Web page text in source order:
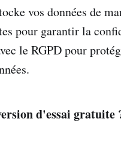
vos données de
pour garantir la
le RGPD pour
d'essai gratuite